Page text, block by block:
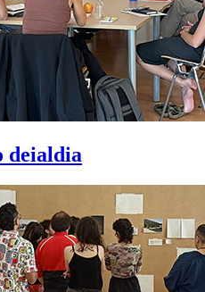
deialdia